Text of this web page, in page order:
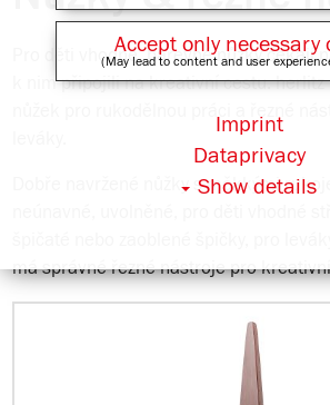
Pro děti vhodné, barevné nůžky čekají
k nim připojili na kreativní cestu. herlitz
Dobře navržené nůžky s měkkými
má správné řezné nástroje pro
Accept only necessary
(May lead to content and user
Show details
Dataprivacy
Imprint